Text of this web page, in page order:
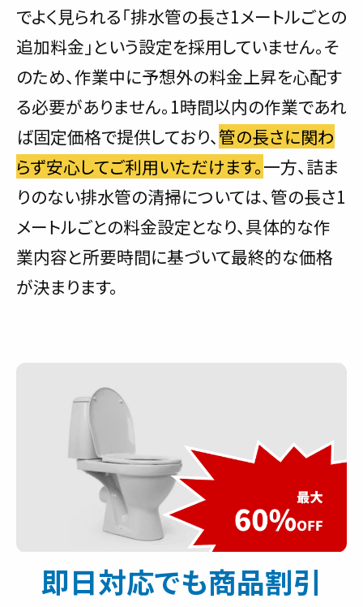
でよく見られる「排水管の長さ1メートルごとの
追加料金」という設定を採用していません。そ
のため、作業中に予想外の料金上昇を心配す
る必要がありません。1時間以内の作業であれ
ば固定価格で提供しており、管の長さに関わ
らず安心してご利用いただけます。一方、詰ま
りのない排水管の清掃については、管の長さ1
メートルごとの料金設定となり、具体的な作
業内容と所要時間に基づいて最終的な価格
が決まります。
即日対応でも商品割引